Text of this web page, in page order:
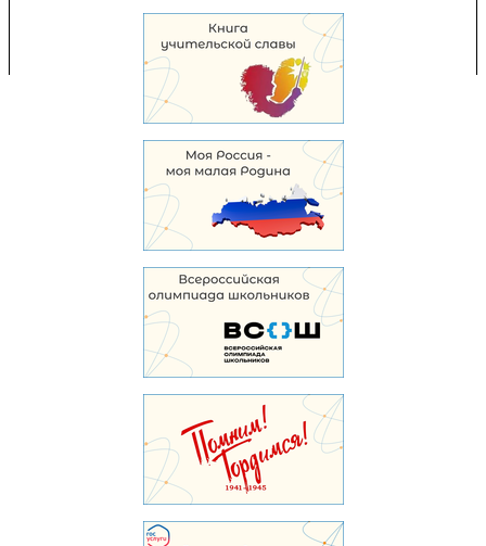
Перепечатка и использование материалов возможны только с разрешения
Управления образования.
103,947,336 уникальных посетителей